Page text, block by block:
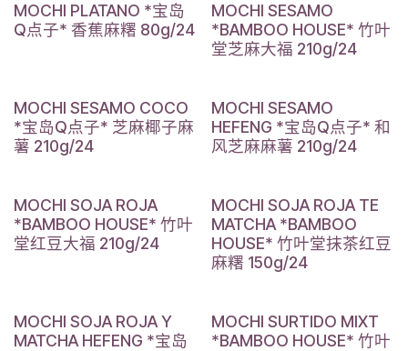
MOCHI PLATANO *宝岛
Q点子* 香蕉麻糬 80g/24
MOCHI SESAMO
*BAMBOO HOUSE* 竹叶
堂芝麻大福 210g/24
MOCHI SESAMO COCO
*宝岛Q点子* 芝麻椰子麻
薯 210g/24
MOCHI SESAMO
HEFENG *宝岛Q点子* 和
风芝麻麻薯 210g/24
MOCHI SOJA ROJA
*BAMBOO HOUSE* 竹叶
堂红豆大福 210g/24
MOCHI SOJA ROJA TE
MATCHA *BAMBOO
HOUSE* 竹叶堂抹茶红豆
麻糬 150g/24
MOCHI SOJA ROJA Y
MATCHA HEFENG *宝岛
MOCHI SURTIDO MIXT
*BAMBOO HOUSE* 竹叶